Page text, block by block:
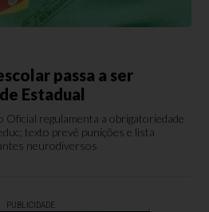
passa a ser
Estadual
regulamenta a obrigatoriedade
texto prevê punições e lista
neurodiversos
PUBLICIDADE